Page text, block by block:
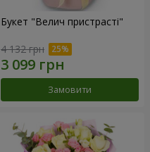
Букет "Велич пристрасті"
4 132 грн
Замовити